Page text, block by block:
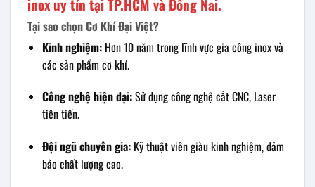
inox uy tín tại TP.HCM và Đồng Nai.
Tại sao chọn Cơ Khí Đại Việt?
Kinh nghiệm:Hơn 10 năm trong lĩnh vực gia công inox và
các sản phẩm cơ khí.
Công nghệ hiện đại:Sử dụng công nghệ cắt CNC, Laser
tiên tiến.
Đội ngũ chuyên gia:Kỹ thuật viên giàu kinh nghiệm, đảm
bảo chất lượng cao.